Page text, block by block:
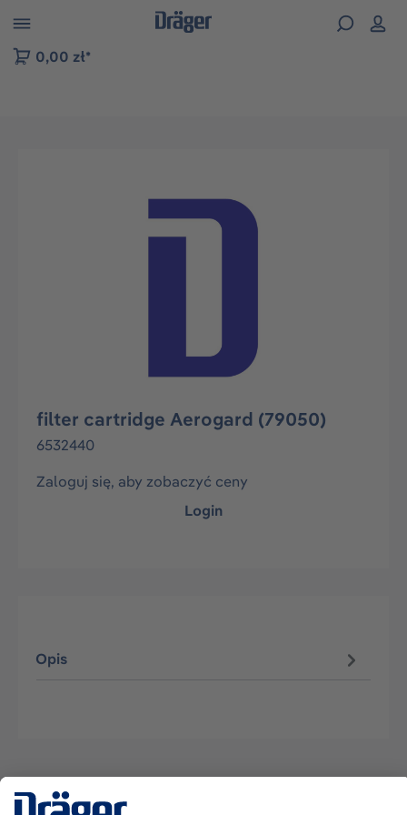
do nawigacji na platformie B2B
0,00 zł*
Pomiń galerię zdjęć
filter cartridge Aerogard (79050)
6532440
Zaloguj się, aby zobaczyć ceny
Login
Opis